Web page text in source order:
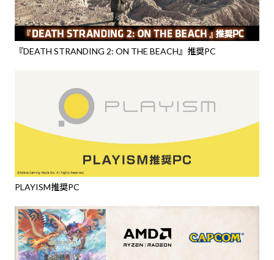
『DEATH STRANDING 2: ON THE BEACH』推奨PC
PLAYISM推奨PC